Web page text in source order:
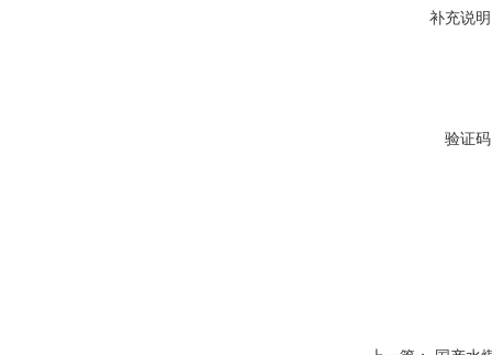
补充说
验证